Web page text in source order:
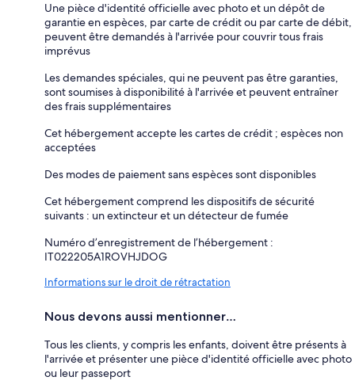
Une pièce d'identité officielle avec photo et un dépôt de
garantie en espèces, par carte de crédit ou par carte de débit,
peuvent être demandés à l'arrivée pour couvrir tous frais
imprévus
Les demandes spéciales, qui ne peuvent pas être garanties,
sont soumises à disponibilité à l'arrivée et peuvent entraîner
des frais supplémentaires
Cet hébergement accepte les cartes de crédit ; espèces non
acceptées
Des modes de paiement sans espèces sont disponibles
Cet hébergement comprend les dispositifs de sécurité
suivants : un extincteur et un détecteur de fumée
Numéro d’enregistrement de l’hébergement :
IT022205A1ROVHJDOG
Informations sur le droit de rétractation
Nous devons aussi mentionner…
Tous les clients, y compris les enfants, doivent être présents à
l'arrivée et présenter une pièce d'identité officielle avec photo
ou leur passeport